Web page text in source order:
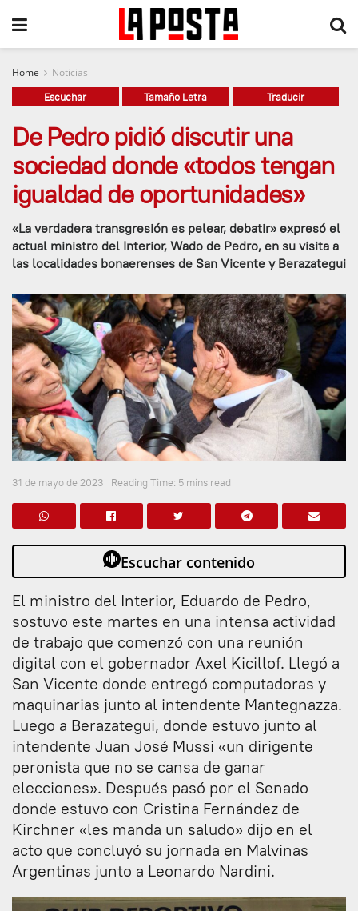
Home Noticias
Escuchar Tamaño Letra Traducir
De Pedro pidió discutir una
sociedad donde «todos tengan
igualdad de oportunidades»
«La verdadera transgresión es pelear, debatir» expresó el
actual ministro del Interior, Wado de Pedro, en su visita a
las localidades bonaerenses de San Vicente y Berazategui
31 de mayo de 2023 Reading Time: 5 mins read
Escuchar contenido
El ministro del Interior, Eduardo de Pedro,
sostuvo este martes en una intensa actividad
de trabajo que comenzó con una reunión
digital con el gobernador Axel Kicillof. Llegó a
San Vicente donde entregó computadoras y
maquinarias junto al intendente Mantegnazza.
Luego a Berazategui, donde estuvo junto al
intendente Juan José Mussi «un dirigente
peronista que no se cansa de ganar
elecciones». Después pasó por el Senado
donde estuvo con Cristina Fernández de
Kirchner «les manda un saludo» dijo en el
acto que concluyó su jornada en Malvinas
Argentinas junto a Leonardo Nardini.